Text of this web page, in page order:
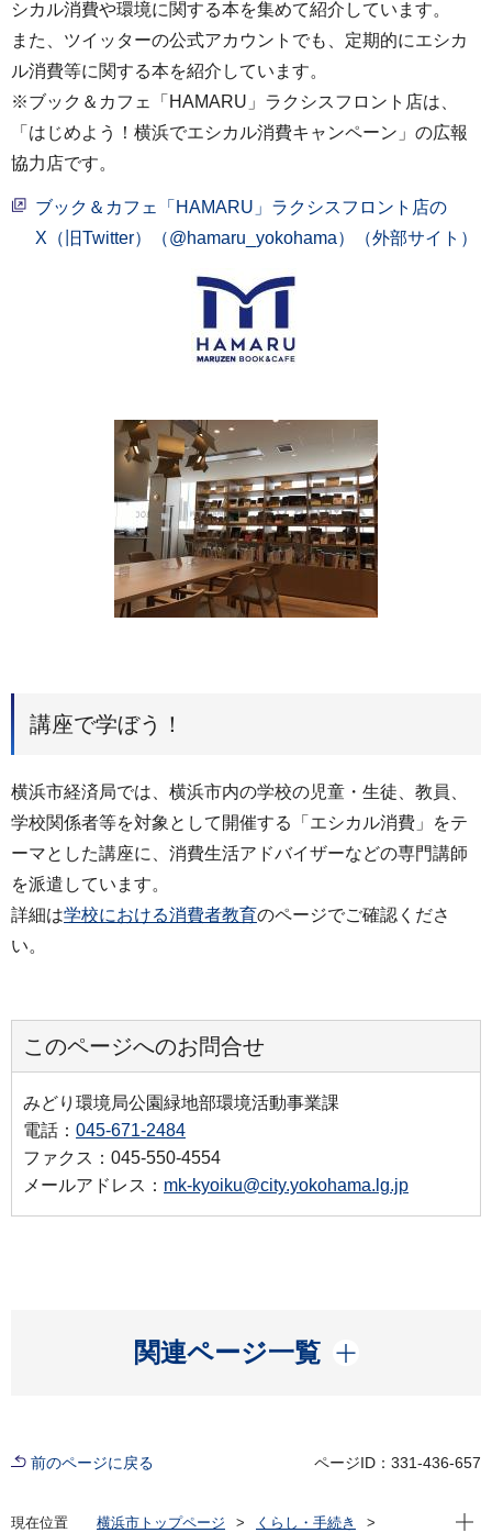
シカル消費や環境に関する本を集めて紹介しています。
また、ツイッターの公式アカウントでも、定期的にエシカ
ル消費等に関する本を紹介しています。
※ブック＆カフェ「HAMARU」ラクシスフロント店は、
「はじめよう！横浜でエシカル消費キャンペーン」の広報
協力店です。
ブック＆カフェ「HAMARU」ラクシスフロント店の
X（旧Twitter）（@hamaru_yokohama）（外部サイト）
講座で学ぼう！
横浜市経済局では、横浜市内の学校の児童・生徒、教員、
学校関係者等を対象として開催する「エシカル消費」をテ
ーマとした講座に、消費生活アドバイザーなどの専門講師
を派遣しています。
詳細は学校における消費者教育のページでご確認くださ
い。
このページへのお問合せ
みどり環境局公園緑地部環境活動事業課
電話： 045-671-2484
ファクス：045-550-4554
メールアドレス： mk-kyoiku@city.yokohama.lg.jp
関連ページ一覧
開く
前のページに戻る ページID：331-436-657
現在位置 横浜市トップページ
くらし・手続き
現在